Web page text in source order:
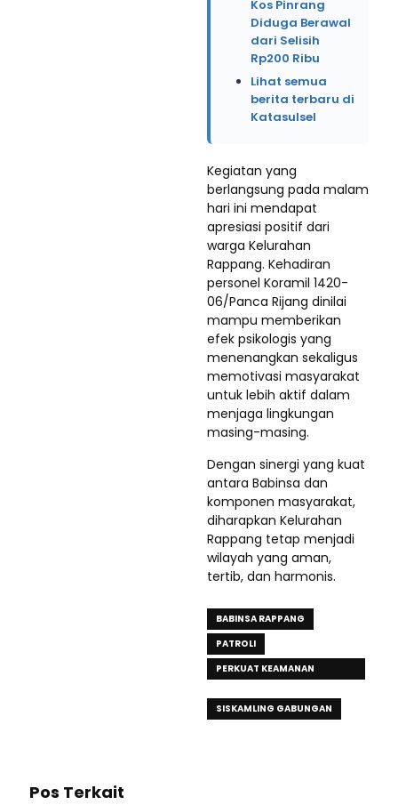
Kos Pinrang
Diduga Berawal
dari Selisih
Rp200 Ribu
Lihat semua
berita terbaru di
Katasulsel
Kegiatan yang
berlangsung pada malam
hari ini mendapat
apresiasi positif dari
warga Kelurahan
Rappang. Kehadiran
personel Koramil 1420-
06/Panca Rijang dinilai
mampu memberikan
efek psikologis yang
menenangkan sekaligus
memotivasi masyarakat
untuk lebih aktif dalam
menjaga lingkungan
masing-masing.
Dengan sinergi yang kuat
antara Babinsa dan
komponen masyarakat,
diharapkan Kelurahan
Rappang tetap menjadi
wilayah yang aman,
tertib, dan harmonis.
BABINSA RAPPANG
PATROLI
PERKUAT KEAMANAN
SISKAMLING GABUNGAN
Pos Terkait